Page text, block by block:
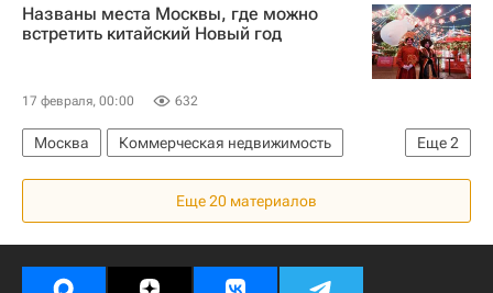
Санкт-Петербург
Россия
Названы места Москвы, где можно
встретить китайский Новый год
17 февраля, 00:00 632
Еще2
Москва
Коммерческая недвижимость
Ярославское шоссе
Торговая недвижимость
Еще 20 материалов